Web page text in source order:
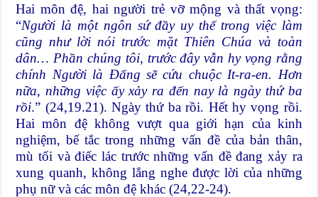
Hai môn đệ, hai người trẻ vỡ mộng và thất vọng:
“Người là một ngôn sứ đầy uy thế trong việc làm
cũng như lời nói trước mặt Thiên Chúa và toàn
dân… Phần chúng tôi, trước đây vẫn hy vọng rằng
chính Người là Đấng sẽ cứu chuộc It-ra-en. Hơn
nữa, những việc ấy xảy ra đến nay là ngày thứ ba
rồi.” (24,19.21). Ngày thứ ba rồi. Hết hy vọng rồi.
Hai môn đệ không vượt qua giới hạn của kinh
nghiệm, bế tắc trong những vấn đề của bản thân,
mù tối và điếc lác trước những vấn đề đang xảy ra
xung quanh, không lắng nghe được lời của những
phụ nữ và các môn đệ khác (24,22-24).